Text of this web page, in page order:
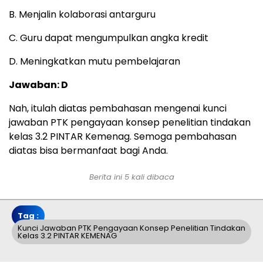
B. Menjalin kolaborasi antarguru
C. Guru dapat mengumpulkan angka kredit
D. Meningkatkan mutu pembelajaran
Jawaban: D
Nah, itulah diatas pembahasan mengenai kunci
jawaban PTK pengayaan konsep penelitian tindakan
kelas 3.2 PINTAR Kemenag. Semoga pembahasan
diatas bisa bermanfaat bagi Anda.
Berita ini 5 kali dibaca
Tag :
Kunci Jawaban PTK Pengayaan Konsep Penelitian Tindakan
Kelas 3.2 PINTAR KEMENAG